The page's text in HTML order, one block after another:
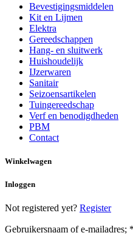
Bevestigingsmiddelen
Kit en Lijmen
Elektra
Gereedschappen
Hang- en sluitwerk
Huishoudelijk
IJzerwaren
Sanitair
Seizoensartikelen
Tuingereedschap
Verf en benodigdheden
PBM
Contact
Winkelwagen
Inloggen
Not registered yet? Register
Gebruikersnaam of e-mailadres; *